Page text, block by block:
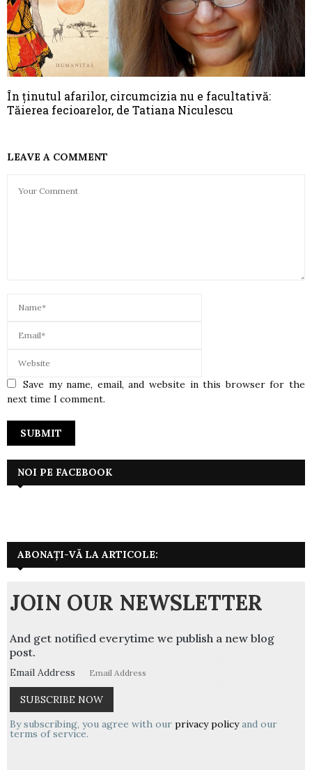
În ținutul afarilor, circumcizia nu e facultativă:
Tăierea fecioarelor, de Tatiana Niculescu
LEAVE A COMMENT
Save my name, email, and website in this browser for the
next time I comment.
NOI PE FACEBOOK
ABONAȚI-VĂ LA ARTICOLE:
JOIN OUR NEWSLETTER
And get notified everytime we publish a new blog
post.
Email Address
By subscribing, you agree with our privacy policyand our
terms of service.